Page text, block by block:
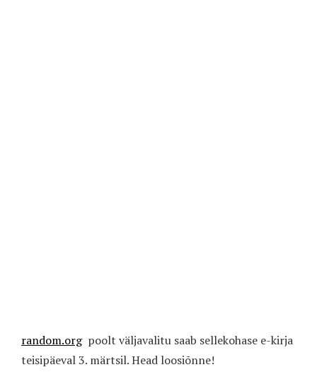
random.org poolt väljavalitu saab sellekohase e-kirja
teisipäeval 3. märtsil. Head loosiõnne!